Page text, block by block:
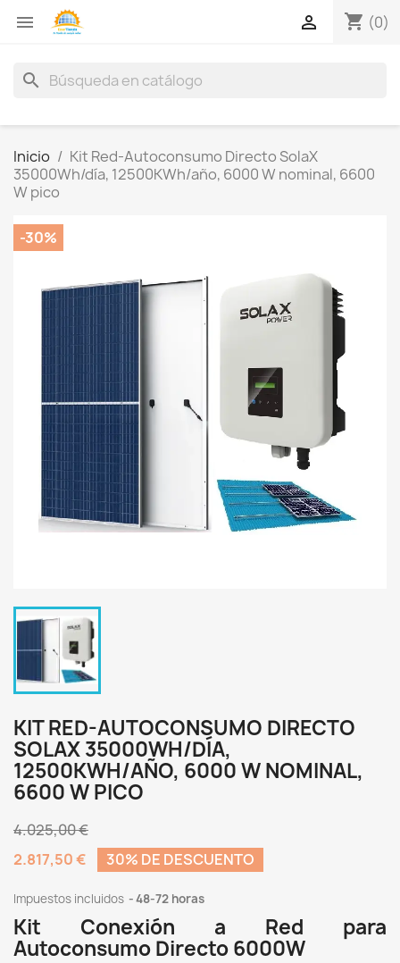
 shopping_cart (0)

search
Inicio
Kit Red-Autoconsumo Directo SolaX
35000Wh/día, 12500KWh/año, 6000 W nominal, 6600
W pico
-30%
KIT RED-AUTOCONSUMO DIRECTO
SOLAX 35000WH/DÍA,
12500KWH/AÑO, 6000 W NOMINAL,
6600 W PICO
4.025,00 €
2.817,50 €
30% DE DESCUENTO
Impuestos incluidos 48-72 horas
Kit Conexión a Red para
Autoconsumo Directo 6000W